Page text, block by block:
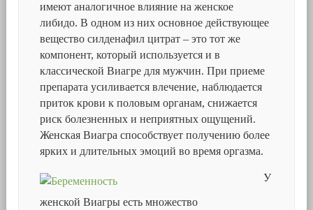
имеют аналогичное влияние на женское
либидо. В одном из них основное действующее
вещество силденафил цитрат – это тот же
компонент, который используется и в
классической Виагре для мужчин. При приеме
препарата усиливается влечение, наблюдается
приток крови к половым органам, снижается
риск болезненных и неприятных ощущений.
Женская Виагра способствует получению более
ярких и длительных эмоций во время оргазма.
У
женской Виагры есть множество